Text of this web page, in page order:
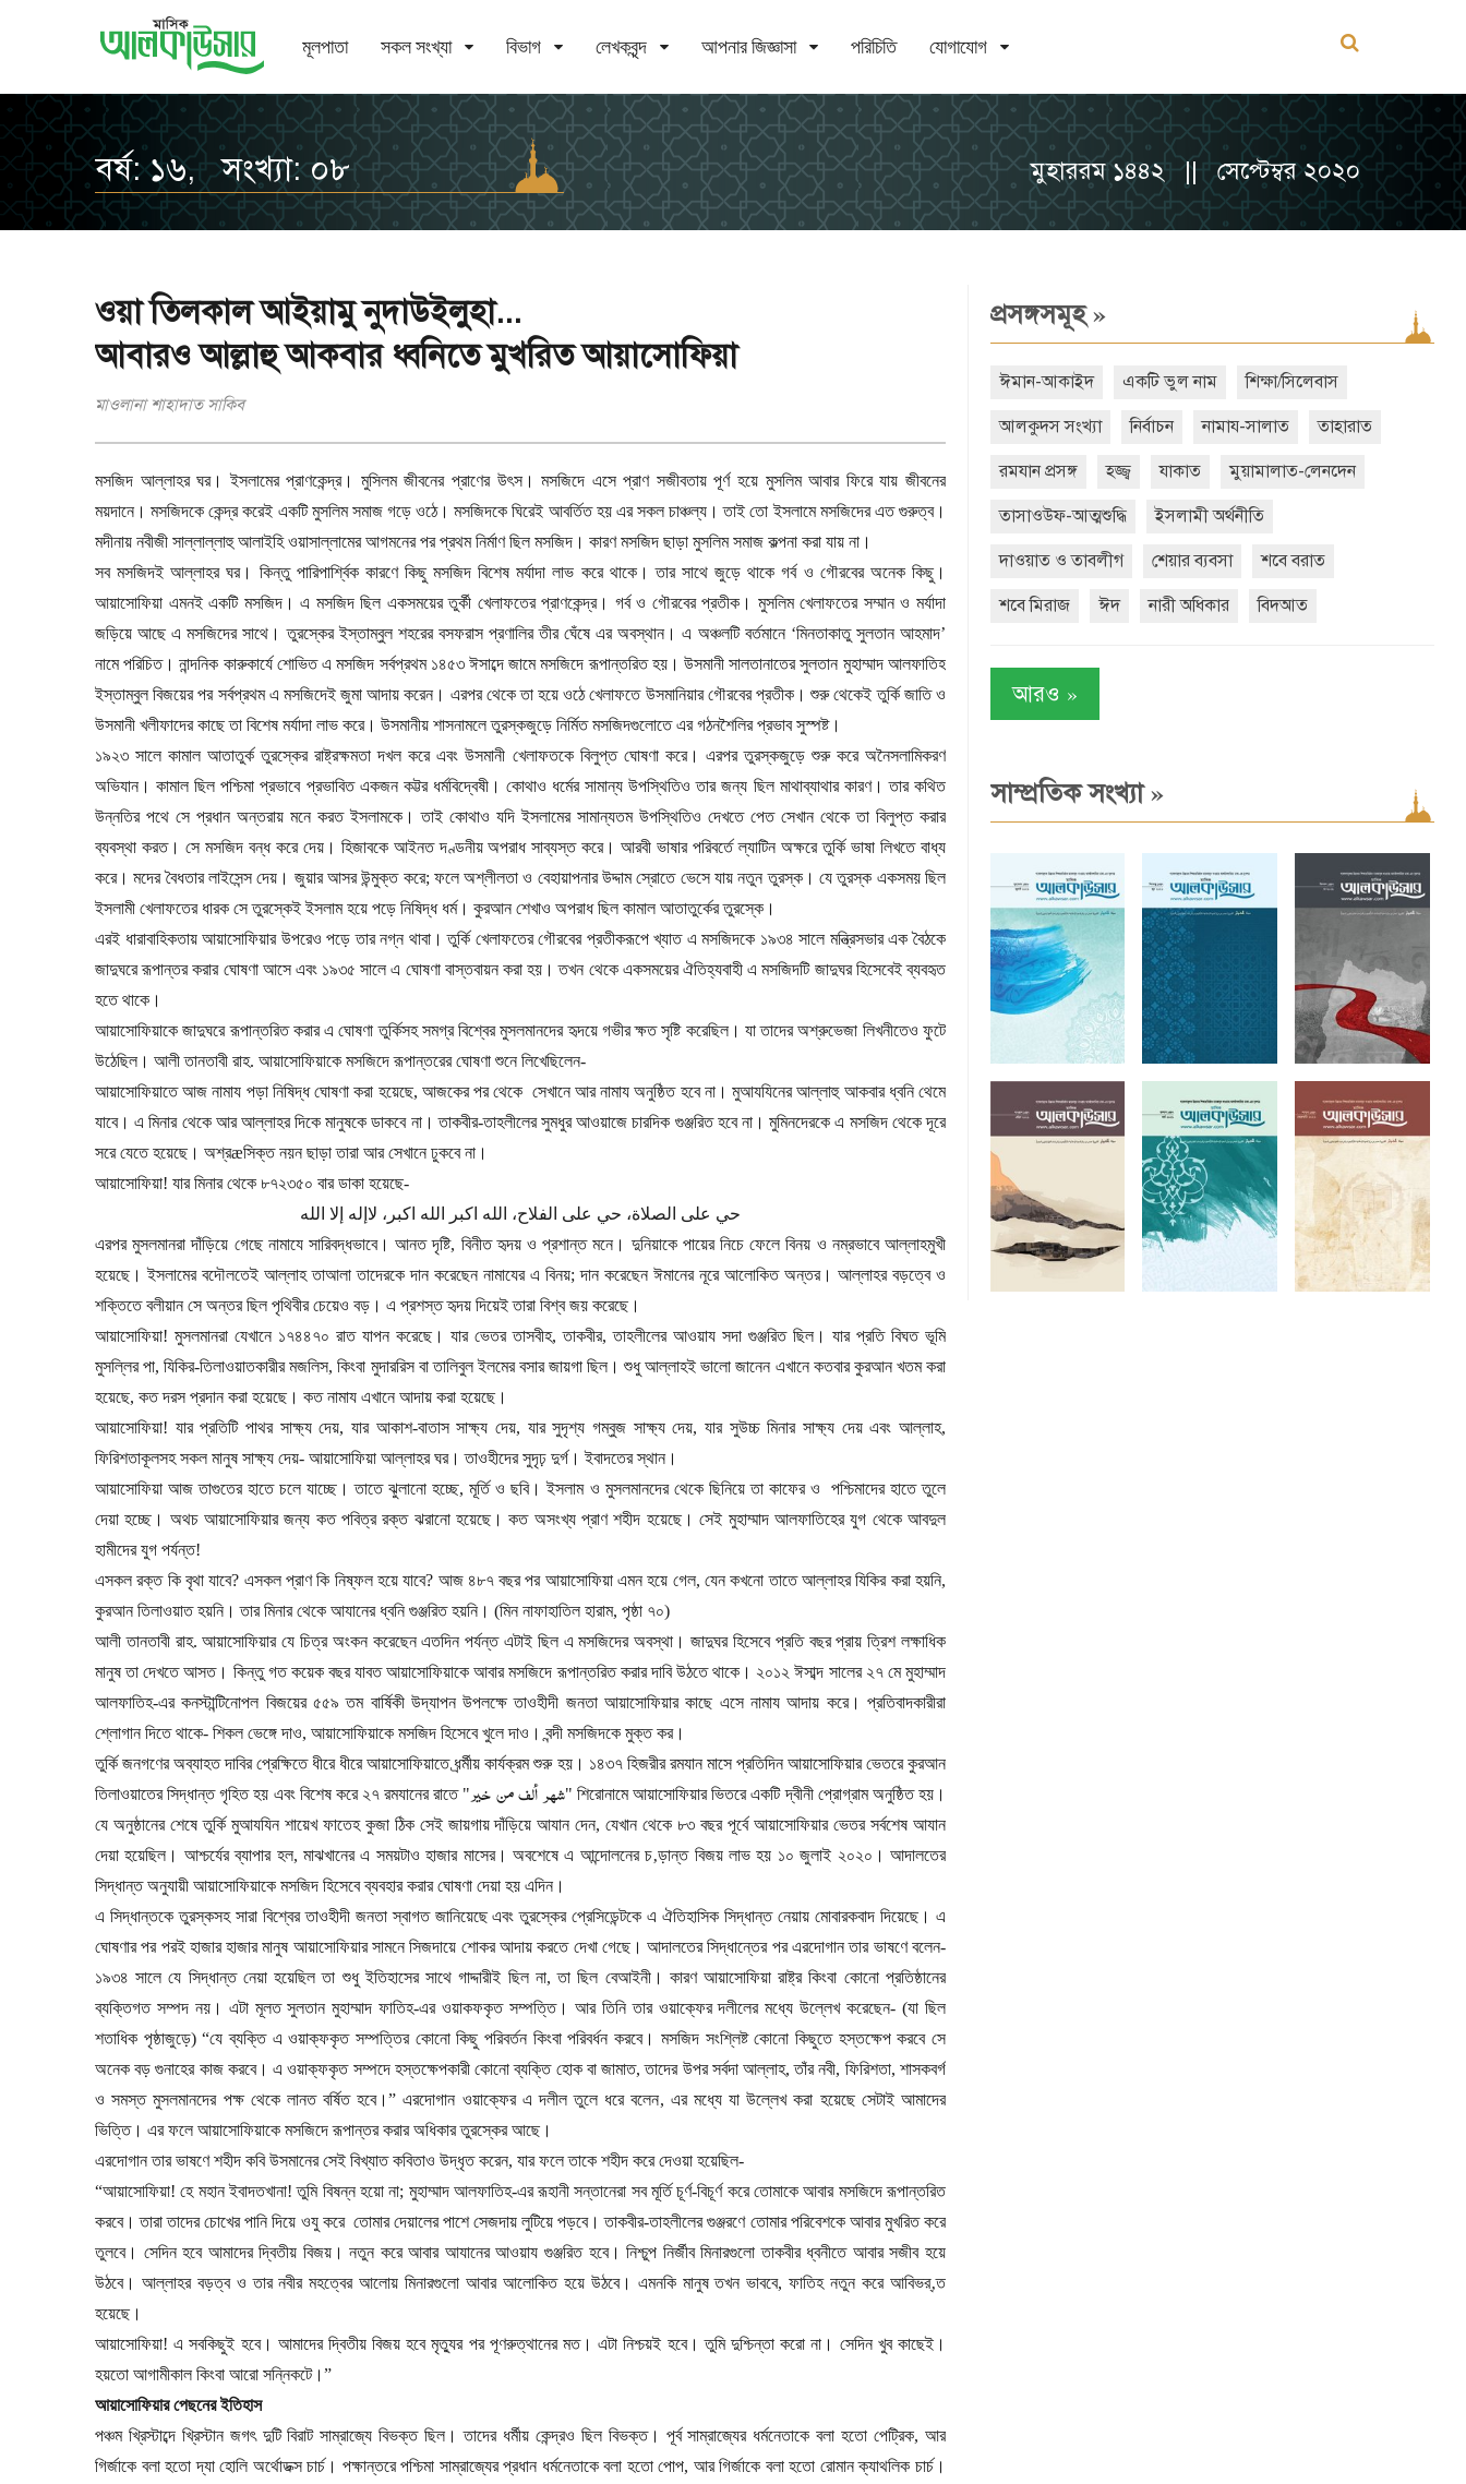
মূলপাতা সকল সংখ্যা বিভাগ লেখকবৃন্দ আপনার জিজ্ঞাসা পরিচিতি যোগাযোগ
বর্ষ: ১৬, সংখ্যা: ০৮ মুহাররম ১৪৪২ || সেপ্টেম্বর ২০২০
ওয়া তিলকাল আইয়ামু নুদাউইলুহা...
আবারও আল্লাহু আকবার ধ্বনিতে মুখরিত আয়াসোফিয়া
মাওলানা শাহাদাত সাকিব
মসজিদ আল্লাহর ঘর। ইসলামের প্রাণকেন্দ্র। মুসিলম জীবনের প্রাণের উৎস। মসজিদে এসে প্রাণ সজীবতায় পূর্ণ হয়ে মুসলিম আবার ফিরে যায় জীবনের
ময়দানে। মসজিদকে কেন্দ্র করেই একটি মুসলিম সমাজ গড়ে ওঠে। মসজিদকে ঘিরেই আবর্তিত হয় এর সকল চাঞ্চল্য। তাই তো ইসলামে মসজিদের এত গুরুত্ব।
মদীনায় নবীজী সাল্লাল্লাহু আলাইহি ওয়াসাল্লামের আগমনের পর প্রথম নির্মাণ ছিল মসজিদ। কারণ মসজিদ ছাড়া মুসলিম সমাজ কল্পনা করা যায় না।
সব মসজিদই আল্লাহর ঘর। কিন্তু পারিপার্শ্বিক কারণে কিছু মসজিদ বিশেষ মর্যাদা লাভ করে থাকে। তার সাথে জুড়ে থাকে গর্ব ও গৌরবের অনেক কিছু।
আয়াসোফিয়া এমনই একটি মসজিদ। এ মসজিদ ছিল একসময়ের তুর্কী খেলাফতের প্রাণকেন্দ্র। গর্ব ও গৌরবের প্রতীক। মুসলিম খেলাফতের সম্মান ও মর্যাদা
জড়িয়ে আছে এ মসজিদের সাথে। তুরস্কের ইস্তাম্বুল শহরের বসফরাস প্রণালির তীর ঘেঁষে এর অবস্থান। এ অঞ্চলটি বর্তমানে ‘মিনতাকাতু সুলতান আহমাদ’
নামে পরিচিত। নান্দনিক কারুকার্যে শোভিত এ মসজিদ সর্বপ্রথম ১৪৫৩ ঈসাব্দে জামে মসজিদে রূপান্তরিত হয়। উসমানী সালতানাতের সুলতান মুহাম্মাদ আলফাতিহ
ইস্তাম্বুল বিজয়ের পর সর্বপ্রথম এ মসজিদেই জুমা আদায় করেন। এরপর থেকে তা হয়ে ওঠে খেলাফতে উসমানিয়ার গৌরবের প্রতীক। শুরু থেকেই তুর্কি জাতি ও
উসমানী খলীফাদের কাছে তা বিশেষ মর্যাদা লাভ করে। উসমানীয় শাসনামলে তুরস্কজুড়ে নির্মিত মসজিদগুলোতে এর গঠনশৈলির প্রভাব সুস্পষ্ট।
১৯২৩ সালে কামাল আতাতুর্ক তুরস্কের রাষ্ট্রক্ষমতা দখল করে এবং উসমানী খেলাফতকে বিলুপ্ত ঘোষণা করে। এরপর তুরস্কজুড়ে শুরু করে অনৈসলামিকরণ
অভিযান। কামাল ছিল পশ্চিমা প্রভাবে প্রভাবিত একজন কট্টর ধর্মবিদ্বেষী। কোথাও ধর্মের সামান্য উপস্থিতিও তার জন্য ছিল মাথাব্যাথার কারণ। তার কথিত
উন্নতির পথে সে প্রধান অন্তরায় মনে করত ইসলামকে। তাই কোথাও যদি ইসলামের সামান্যতম উপস্থিতিও দেখতে পেত সেখান থেকে তা বিলুপ্ত করার
ব্যবস্থা করত। সে মসজিদ বন্ধ করে দেয়। হিজাবকে আইনত দণ্ডনীয় অপরাধ সাব্যস্ত করে। আরবী ভাষার পরিবর্তে ল্যাটিন অক্ষরে তুর্কি ভাষা লিখতে বাধ্য
করে। মদের বৈধতার লাইসেন্স দেয়। জুয়ার আসর উন্মুক্ত করে; ফলে অশ্লীলতা ও বেহায়াপনার উদ্দাম স্রোতে ভেসে যায় নতুন তুরস্ক। যে তুরস্ক একসময় ছিল
ইসলামী খেলাফতের ধারক সে তুরস্কেই ইসলাম হয়ে পড়ে নিষিদ্ধ ধর্ম। কুরআন শেখাও অপরাধ ছিল কামাল আতাতুর্কের তুরস্কে।
এরই ধারাবাহিকতায় আয়াসোফিয়ার উপরেও পড়ে তার নগ্ন থাবা। তুর্কি খেলাফতের গৌরবের প্রতীকরূপে খ্যাত এ মসজিদকে ১৯৩৪ সালে মন্ত্রিসভার এক বৈঠকে
জাদুঘরে রূপান্তর করার ঘোষণা আসে এবং ১৯৩৫ সালে এ ঘোষণা বাস্তবায়ন করা হয়। তখন থেকে একসময়ের ঐতিহ্যবাহী এ মসজিদটি জাদুঘর হিসেবেই ব্যবহৃত
হতে থাকে।
আয়াসোফিয়াকে জাদুঘরে রূপান্তরিত করার এ ঘোষণা তুর্কিসহ সমগ্র বিশ্বের মুসলমানদের হৃদয়ে গভীর ক্ষত সৃষ্টি করেছিল। যা তাদের অশ্রুভেজা লিখনীতেও ফুটে
উঠেছিল। আলী তানতাবী রাহ. আয়াসোফিয়াকে মসজিদে রূপান্তরের ঘোষণা শুনে লিখেছিলেন-
আয়াসোফিয়াতে আজ নামায পড়া নিষিদ্ধ ঘোষণা করা হয়েছে, আজকের পর থেকে সেখানে আর নামায অনুষ্ঠিত হবে না। মুআযযিনের আল্লাহু আকবার ধ্বনি থেমে
যাবে। এ মিনার থেকে আর আল্লাহর দিকে মানুষকে ডাকবে না। তাকবীর-তাহলীলের সুমধুর আওয়াজে চারদিক গুঞ্জরিত হবে না। মুমিনদেরকে এ মসজিদ থেকে দূরে
সরে যেতে হয়েছে। অশ্রæসিক্ত নয়ন ছাড়া তারা আর সেখানে ঢুকবে না।
আয়াসোফিয়া! যার মিনার থেকে ৮৭২৩৫০ বার ডাকা হয়েছে-
حي على الصلاة، حي على الفلاح، الله اكبر الله اكبر، لاإله إلا الله
এরপর মুসলমানরা দাঁড়িয়ে গেছে নামাযে সারিবদ্ধভাবে। আনত দৃষ্টি, বিনীত হৃদয় ও প্রশান্ত মনে। দুনিয়াকে পায়ের নিচে ফেলে বিনয় ও নম্রভাবে আল্লাহমুখী
হয়েছে। ইসলামের বদৌলতেই আল্লাহ তাআলা তাদেরকে দান করেছেন নামাযের এ বিনয়;দান করেছেন ঈমানের নূরে আলোকিত অন্তর। আল্লাহর বড়ত্বে ও
শক্তিতে বলীয়ান সে অন্তর ছিল পৃথিবীর চেয়েও বড়। এ প্রশস্ত হৃদয় দিয়েই তারা বিশ্ব জয় করেছে।
আয়াসোফিয়া! মুসলমানরা যেখানে ১৭৪৪৭০ রাত যাপন করেছে। যার ভেতর তাসবীহ,তাকবীর,তাহলীলের আওয়ায সদা গুঞ্জরিত ছিল। যার প্রতি বিঘত ভূমি
মুসল্লির পা,যিকির-তিলাওয়াতকারীর মজলিস,কিংবা মুদাররিস বা তালিবুল ইলমের বসার জায়গা ছিল। শুধু আল্লাহই ভালো জানেন এখানে কতবার কুরআন খতম করা
হয়েছে, কত দরস প্রদান করা হয়েছে। কত নামায এখানে আদায় করা হয়েছে।
আয়াসোফিয়া! যার প্রতিটি পাথর সাক্ষ্য দেয়, যার আকাশ-বাতাস সাক্ষ্য দেয়, যার সুদৃশ্য গম্বুজ সাক্ষ্য দেয়, যার সুউচ্চ মিনার সাক্ষ্য দেয় এবং আল্লাহ,
ফিরিশতাকূলসহ সকল মানুষ সাক্ষ্য দেয়- আয়াসোফিয়া আল্লাহর ঘর। তাওহীদের সুদৃঢ় দুর্গ। ইবাদতের স্থান।
আয়াসোফিয়া আজ তাগুতের হাতে চলে যাচ্ছে। তাতে ঝুলানো হচ্ছে,মূর্তি ও ছবি। ইসলাম ও মুসলমানদের থেকে ছিনিয়ে তা কাফের ও পশ্চিমাদের হাতে তুলে
দেয়া হচ্ছে। অথচ আয়াসোফিয়ার জন্য কত পবিত্র রক্ত ঝরানো হয়েছে। কত অসংখ্য প্রাণ শহীদ হয়েছে। সেই মুহাম্মাদ আলফাতিহের যুগ থেকে আবদুল
হামীদের যুগ পর্যন্ত!
এসকল রক্ত কি বৃথা যাবে? এসকল প্রাণ কি নিষ্ফল হয়ে যাবে? আজ ৪৮৭ বছর পর আয়াসোফিয়া এমন হয়ে গেল,যেন কখনো তাতে আল্লাহর যিকির করা হয়নি,
কুরআন তিলাওয়াত হয়নি। তার মিনার থেকে আযানের ধ্বনি গুঞ্জরিত হয়নি। (মিন নাফাহাতিল হারাম, পৃষ্ঠা ৭০)
আলী তানতাবী রাহ. আয়াসোফিয়ার যে চিত্র অংকন করেছেন এতদিন পর্যন্ত এটাই ছিল এ মসজিদের অবস্থা। জাদুঘর হিসেবে প্রতি বছর প্রায় ত্রিশ লক্ষাধিক
মানুষ তা দেখতে আসত। কিন্তু গত কয়েক বছর যাবত আয়াসোফিয়াকে আবার মসজিদে রূপান্তরিত করার দাবি উঠতে থাকে। ২০১২ ঈসাব্দ সালের ২৭ মে মুহাম্মাদ
আলফাতিহ-এর কনস্টান্টিনোপল বিজয়ের ৫৫৯ তম বার্ষিকী উদ্যাপন উপলক্ষে তাওহীদী জনতা আয়াসোফিয়ার কাছে এসে নামায আদায় করে। প্রতিবাদকারীরা
শ্লোগান দিতে থাকে- শিকল ভেঙ্গে দাও, আয়াসোফিয়াকে মসজিদ হিসেবে খুলে দাও। বন্দী মসজিদকে মুক্ত কর।
তুর্কি জনগণের অব্যাহত দাবির প্রেক্ষিতে ধীরে ধীরে আয়াসোফিয়াতে ধর্র্মীয় কার্যক্রম শুরু হয়। ১৪৩৭ হিজরীর রমযান মাসে প্রতিদিন আয়াসোফিয়ার ভেতরে কুরআন
তিলাওয়াতের সিদ্ধান্ত গৃহিত হয় এবং বিশেষ করে ২৭ রমযানের রাতে "خيرمنألف شهر" শিরোনামে আয়াসোফিয়ার ভিতরে একটি দ্বীনী প্রোগ্রাম অনুষ্ঠিত হয়।
যে অনুষ্ঠানের শেষে তুর্কি মুআযযিন শায়েখ ফাতেহ কুজা ঠিক সেই জায়গায় দাঁড়িয়ে আযান দেন,যেখান থেকে ৮৩ বছর পূর্বে আয়াসোফিয়ার ভেতর সর্বশেষ আযান
দেয়া হয়েছিল। আশ্চর্যের ব্যাপার হল, মাঝখানের এ সময়টাও হাজার মাসের। অবশেষে এ আন্দোলনের চ‚ড়ান্ত বিজয় লাভ হয় ১০ জুলাই ২০২০। আদালতের
সিদ্ধান্ত অনুযায়ী আয়াসোফিয়াকে মসজিদ হিসেবে ব্যবহার করার ঘোষণা দেয়া হয় এদিন।
এ সিদ্ধান্তকে তুরস্কসহ সারা বিশ্বের তাওহীদী জনতা স্বাগত জানিয়েছে এবং তুরস্কের প্রেসিডেন্টকে এ ঐতিহাসিক সিদ্ধান্ত নেয়ায় মোবারকবাদ দিয়েছে। এ
ঘোষণার পর পরই হাজার হাজার মানুষ আয়াসোফিয়ার সামনে সিজদায়ে শোকর আদায় করতে দেখা গেছে। আদালতের সিদ্ধান্তের পর এরদোগান তার ভাষণে বলেন-
১৯৩৪ সালে যে সিদ্ধান্ত নেয়া হয়েছিল তা শুধু ইতিহাসের সাথে গাদ্দারীই ছিল না,তা ছিল বেআইনী। কারণ আয়াসোফিয়া রাষ্ট্র কিংবা কোনো প্রতিষ্ঠানের
ব্যক্তিগত সম্পদ নয়। এটা মূলত সুলতান মুহাম্মাদ ফাতিহ-এর ওয়াকফকৃত সম্পত্তি। আর তিনি তার ওয়াক্ফের দলীলের মধ্যে উল্লেখ করেছেন- (যা ছিল
শতাধিক পৃষ্ঠাজুড়ে)“যে ব্যক্তি এ ওয়াক্ফকৃত সম্পত্তির কোনো কিছু পরিবর্তন কিংবা পরিবর্ধন করবে। মসজিদ সংশ্লিষ্ট কোনো কিছুতে হস্তক্ষেপ করবে সে
অনেক বড় গুনাহের কাজ করবে। এ ওয়াক্ফকৃত সম্পদে হস্তক্ষেপকারী কোনো ব্যক্তি হোক বা জামাত,তাদের উপর সর্বদা আল্লাহ,তাঁর নবী, ফিরিশতা, শাসকবর্গ
ও সমস্ত মুসলমানদের পক্ষ থেকে লানত বর্ষিত হবে।” এরদোগান ওয়াক্ফের এ দলীল তুলে ধরে বলেন, এর মধ্যে যা উল্লেখ করা হয়েছে সেটাই আমাদের
ভিত্তি। এর ফলে আয়াসোফিয়াকে মসজিদে রূপান্তর করার অধিকার তুরস্কের আছে।
এরদোগান তার ভাষণে শহীদ কবি উসমানের সেই বিখ্যাত কবিতাও উদ্ধৃত করেন, যার ফলে তাকে শহীদ করে দেওয়া হয়েছিল-
“আয়াসোফিয়া! হে মহান ইবাদতখানা! তুমি বিষন্ন হয়ো না; মুহাম্মাদ আলফাতিহ-এর রূহানী সন্তানেরা সব মূর্তি চূর্ণ-বিচূর্ণ করে তোমাকে আবার মসজিদে রূপান্তরিত
করবে। তারা তাদের চোখের পানি দিয়ে ওযু করেতোমার দেয়ালের পাশে সেজদায় লুটিয়ে পড়বে। তাকবীর-তাহলীলের গুঞ্জরণে তোমার পরিবেশকে আবার মুখরিত করে
তুলবে। সেদিন হবে আমাদের দ্বিতীয় বিজয়। নতুন করে আবার আযানের আওয়ায গুঞ্জরিত হবে। নিশ্চুপ নির্জীব মিনারগুলো তাকবীর ধ্বনীতে আবার সজীব হয়ে
উঠবে। আল্লাহর বড়ত্ব ও তার নবীর মহত্বের আলোয় মিনারগুলো আবার আলোকিত হয়ে উঠবে। এমনকি মানুষ তখন ভাববে,ফাতিহ নতুন করে আবিভর্‚ত
হয়েছে।
আয়াসোফিয়া! এ সবকিছুই হবে। আমাদের দ্বিতীয় বিজয় হবে মৃত্যুর পর পূণরুত্থানের মত। এটা নিশ্চয়ই হবে। তুমি দুশ্চিন্তা করো না। সেদিন খুব কাছেই।
হয়তো আগামীকাল কিংবা আরো সন্নিকটে। ”
আয়াসোফিয়ার পেছনের ইতিহাস
পঞ্চম খ্রিস্টাব্দে খ্রিস্টান জগৎ দুটি বিরাট সাম্রাজ্যে বিভক্ত ছিল। তাদের ধর্মীয় কেন্দ্রও ছিল বিভক্ত। পূর্ব সাম্রাজ্যের ধর্মনেতাকে বলা হতো পেট্রিক, আর
গির্জাকে বলা হতো দ্যা হোলি অর্থোডক্স চার্চ। পক্ষান্তরে পশ্চিমা সাম্রাজ্যের প্রধান ধর্মনেতাকে বলা হতো পোপ, আর গির্জাকে বলা হতো রোমান ক্যাথলিক চার্চ।
প্রসঙ্গসমূহ»
ঈমান-আকাইদ একটি ভুল নাম শিক্ষা/সিলেবাস
আলকুদস সংখ্যা নির্বাচন নামায-সালাত তাহারাত
রমযান প্রসঙ্গ হজ্জ্ব যাকাত মুয়ামালাত-লেনদেন
তাসাওউফ-আত্মশুদ্ধি ইসলামী অর্থনীতি
দাওয়াত ও তাবলীগ শেয়ার ব্যবসা শবে বরাত
শবে মিরাজ ঈদ নারী অধিকার বিদআত
আরও »
সাম্প্রতিক সংখ্যা»